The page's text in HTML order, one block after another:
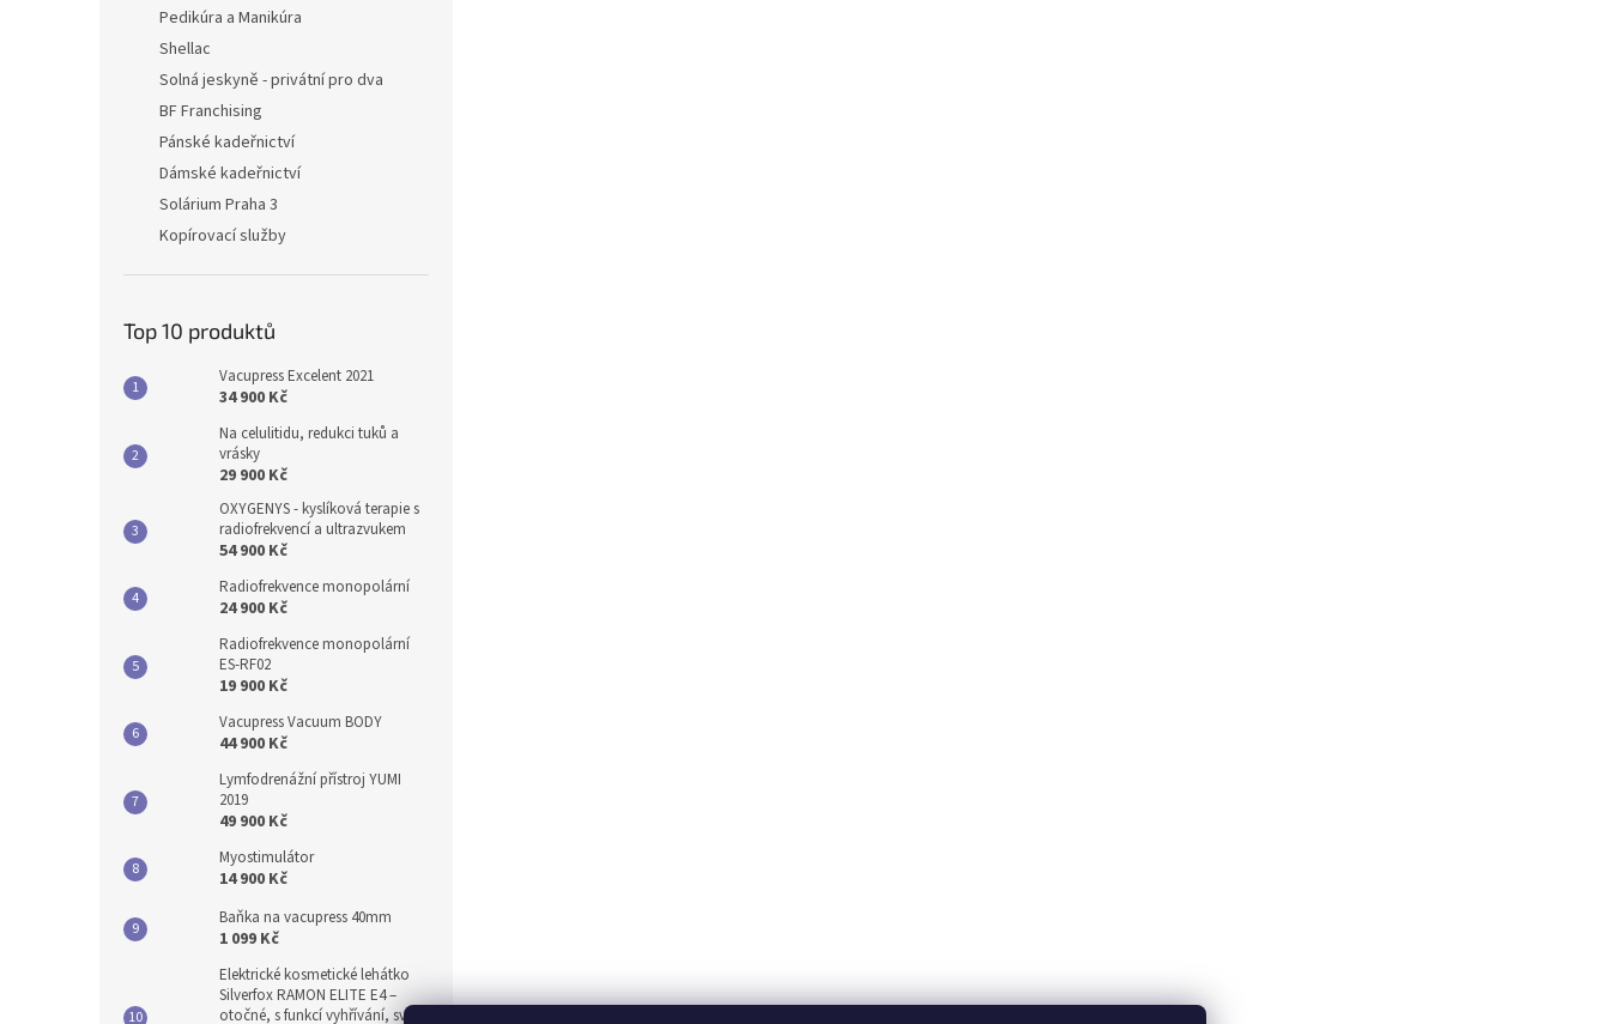
Pedikúra a Manikúra
Shellac
Solná jeskyně - privátní pro dva
BF Franchising
Pánské kadeřnictví
Dámské kadeřnictví
Solárium Praha 3
Kopírovací služby
Top 10 produktů
Vacupress Excelent 2021
34 900 Kč
Na celulitidu, redukci tuků a
vrásky
29 900 Kč
OXYGENYS - kyslíková terapie s
radiofrekvencí a ultrazvukem
54 900 Kč
Radiofrekvence monopolární
24 900 Kč
Radiofrekvence monopolární
ES-RF02
19 900 Kč
Vacupress Vacuum BODY
44 900 Kč
Lymfodrenážní přístroj YUMI
2019
49 900 Kč
Myostimulátor
14 900 Kč
Baňka na vacupress 40mm
1 099 Kč
Elektrické kosmetické lehátko
Silverfox RAMON ELITE E4 –
otočné, s funkcí vyhřívání, světle